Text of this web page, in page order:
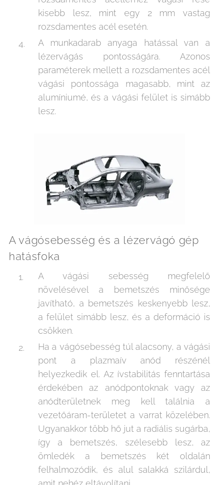
kisebb lesz, mint egy 2 mm vastag
rozsdamentes acél esetén.
A munkadarab anyaga hatással van a
lézervágás pontosságára. Azonos
paraméterek mellett a rozsdamentes acél
vágási pontossága magasabb, mint az
alumíniumé, és a vágási felület is simább
lesz.
A vágósebesség és a lézervágó gép
hatásfoka
A vágási sebesség megfelelő
növelésével a bemetszés minősége
javítható, a bemetszés keskenyebb lesz,
a felület simább lesz, és a deformáció is
csökken.
Ha a vágósebesség túl alacsony, a vágási
pont a plazmaív anód részénél
helyezkedik el. Az ívstabilitás fenntartása
érdekében az anódpontoknak vagy az
anódterületnek meg kell találnia a
vezetőáram-területet a varrat közelében.
Ugyanakkor több hő jut a radiális sugárba,
így a bemetszés, szélesebb lesz, az
ömledék a bemetszés két oldalán
felhalmozódik, és alul salakká szilárdul,